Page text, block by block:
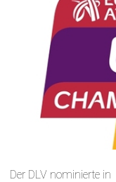
Der DLV nominierte